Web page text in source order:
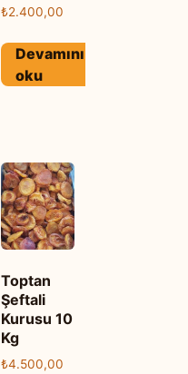
₺2.400,00
Devamını
oku
Toptan
Şeftali
Kurusu 10
Kg
₺4.500,00